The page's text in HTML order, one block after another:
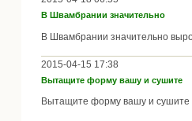
В Швамбрании значительно
В Швамбрании значительно
2015-04-15 17:38
Вытащите форму вашу и сушите
Вытащите форму вашу и сушите